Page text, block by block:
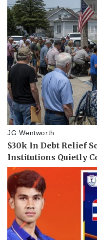
Thể thao
Bóng đá
Lịch thi đấu bóng đá
Thế giới thể thao
eSports
Hậu trường